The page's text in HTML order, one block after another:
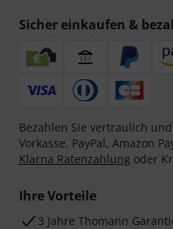
Sicher einkaufen &
Bezahlen Sie vertraulich
Vorkasse, PayPal, Amazon
Klarna Ratenzahlung oder
Ihre Vorteile
3 Jahre Thomann